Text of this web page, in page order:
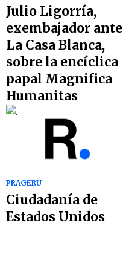
Julio Ligorría,
exembajador ante
La Casa Blanca,
sobre la encíclica
papal Magnifica
Humanitas
PRAGERU
Ciudadanía de
Estados Unidos